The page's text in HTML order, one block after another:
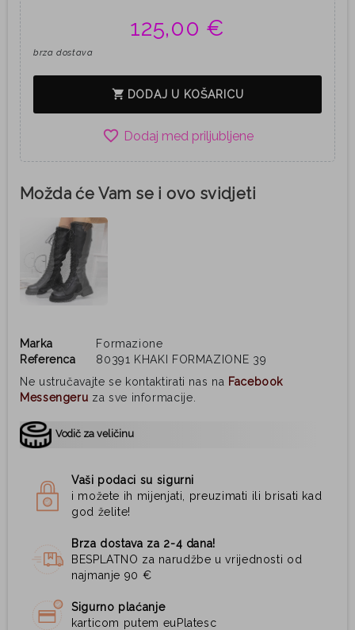
125,00 €
brza dostava
shopping_cart DODAJ U KOŠARICU
favorite_border
Možda će Vam se i ovo svidjeti
Marka
Formazione
Referenca
80391 KHAKI FORMAZIONE 39
Ne ustručavajte se kontaktirati nas na Facebook
Messengeru za sve informacije.
Vodič za veličinu
Vaši podaci su sigurni
i možete ih mijenjati, preuzimati ili brisati kad
god želite!
Brza dostava za 2-4 dana!
BESPLATNO za narudžbe u vrijednosti od
najmanje 90 €
Sigurno plaćanje
karticom putem euPlatesc